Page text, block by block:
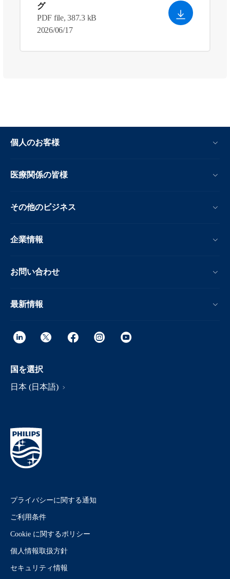
グ
PDF file, 387.3 kB
2026/06/17
個人のお客様
医療関係の皆様
その他のビジネス
企業情報
お問い合わせ
最新情報
国を選択
日本 (日本語)
プライバシーに関する通知
ご利用条件
Cookie に関するポリシー
個人情報取扱方針
セキュリティ情報